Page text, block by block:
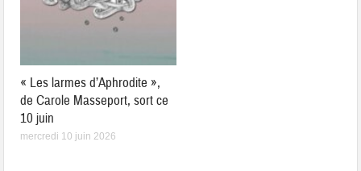
« Les larmes d’Aphrodite »,
de Carole Masseport, sort ce
10 juin
mercredi 10 juin 2026